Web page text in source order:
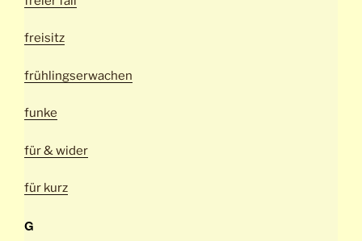
freisitz
frühlingserwachen
funke
für & wider
für kurz
G